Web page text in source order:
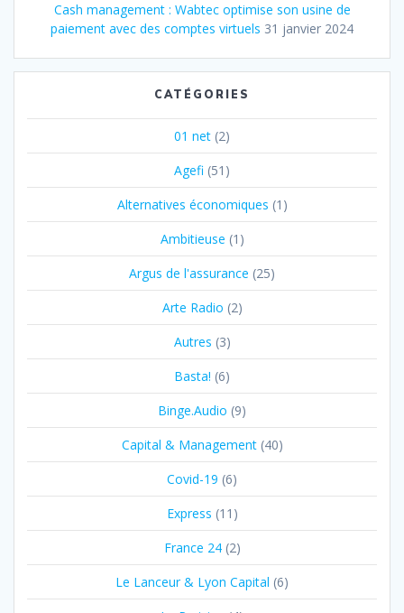
Cash management : Wabtec optimise son usine de
paiement avec des comptes virtuels 31 janvier 2024
CATÉGORIES
01 net (2)
Agefi (51)
Alternatives économiques (1)
Ambitieuse (1)
Argus de l'assurance (25)
Arte Radio (2)
Autres (3)
Basta! (6)
Binge.Audio (9)
Capital & Management(40)
Covid-19 (6)
Express (11)
France 24(2)
Le Lanceur & Lyon Capital (6)